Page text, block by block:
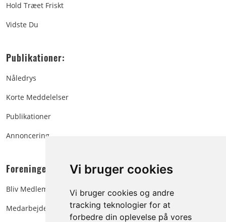
Vi bruger cookies
Vi bruger cookies og andre
tracking teknologier for at
forbedre din oplevelse på vores
Hold Træet Friskt
Vidste Du
Publikationer:
Nåledrys
Korte Meddelelser
Publikationer
Annoncering
Foreningen:
Bliv Medlem
Medarbejdere